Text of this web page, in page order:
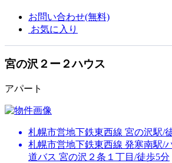
お問い合わせ(無料)
お気に入り
宮の沢２ー２ハウス
アパート
札幌市営地下鉄東西線 宮の沢駅/
札幌市営地下鉄東西線 発寒南駅/
道バス 宮の沢２条１丁目/徒歩5分